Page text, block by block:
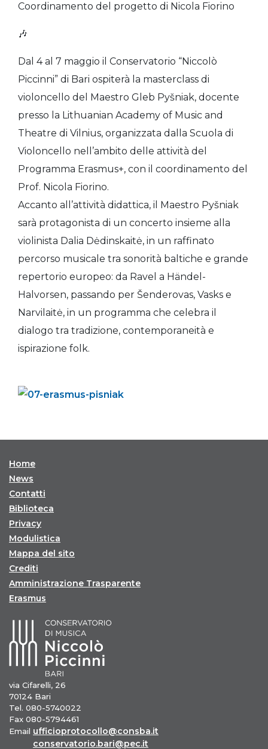
Coordinamento del progetto di Nicola Fiorino
🎶
Dal 4 al 7 maggio il Conservatorio “Niccolò
Piccinni” di Bari ospiterà la masterclass di
violoncello del Maestro Gleb Pyšniak, docente
presso la Lithuanian Academy of Music and
Theatre di Vilnius, organizzata dalla Scuola di
Violoncello nell’ambito delle attività del
Programma Erasmus+, con il coordinamento del
Prof. Nicola Fiorino.
Accanto all’attività didattica, il Maestro Pyšniak
sarà protagonista di un concerto insieme alla
violinista Dalia Dėdinskaitė, in un raffinato
percorso musicale tra sonorità baltiche e grande
repertorio europeo: da Ravel a Händel-
Halvorsen, passando per Šenderovas, Vasks e
Narvilaitė, in un programma che celebra il
dialogo tra tradizione, contemporaneità e
ispirazione folk.
Home
News
Contatti
Biblioteca
Privacy
Modulistica
Mappa del sito
Crediti
Amministrazione Trasparente
Erasmus
via Cifarelli, 26
70124 Bari
Tel. 080-5740022
Fax 080-5794461
Email ufficioprotocollo@consba.it
conservatorio.bari@pec.it